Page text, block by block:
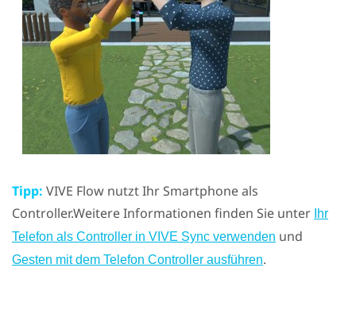
Tipp: VIVE Flow nutzt Ihr Smartphone als
Controller.Weitere Informationen finden Sie unter Ihr
Telefon als Controller in VIVE Sync verwenden und
Gesten mit dem Telefon Controller ausführen.